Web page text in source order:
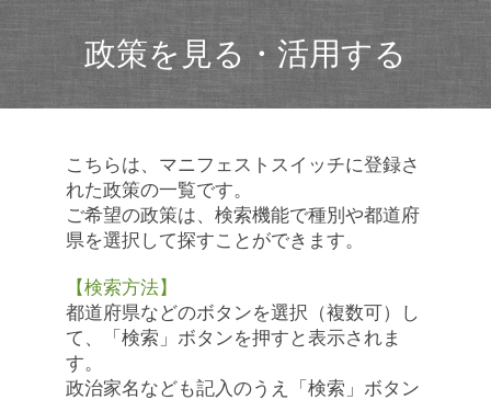
政策を見る・活用する
こちらは、マニフェストスイッチに登録さ
れた政策の一覧です。
ご希望の政策は、検索機能で種別や都道府
県を選択して探すことができます。
【検索方法】
都道府県などのボタンを選択（複数可）し
て、「検索」ボタンを押すと表示されま
す。
政治家名なども記入のうえ「検索」ボタン